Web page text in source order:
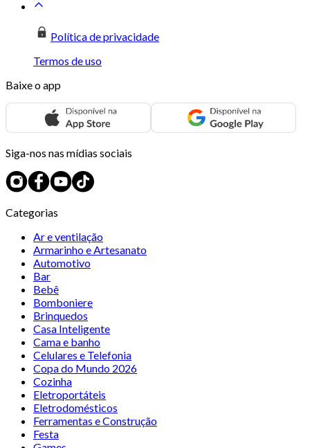
Política de privacidade
Termos de uso
Baixe o app
Siga-nos nas mídias sociais
Categorias
Ar e ventilação
Armarinho e Artesanato
Automotivo
Bar
Bebê
Bomboniere
Brinquedos
Casa Inteligente
Cama e banho
Celulares e Telefonia
Copa do Mundo 2026
Cozinha
Eletroportáteis
Eletrodomésticos
Ferramentas e Construção
Festa